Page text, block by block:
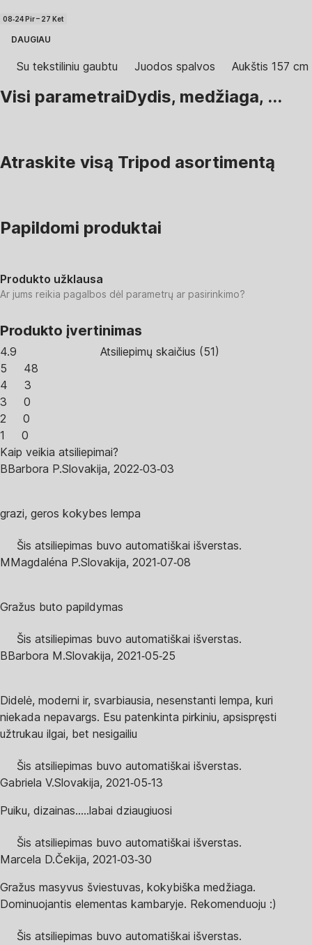
08‑24 Pir – 27 Ket
DAUGIAU
Su tekstiliniu gaubtu Juodos spalvos Aukštis 157 cm
Visi parametraiDydis, medžiaga, ...
Atraskite visą Tripod asortimentą
Papildomi produktai
Produkto užklausa
Ar jums reikia pagalbos dėl parametrų ar pasirinkimo?
Produkto įvertinimas
4.9 Atsiliepimų skaičius (51)
5
48
4
3
3
0
2
0
1
0
Kaip veikia atsiliepimai?
BBarbora P.Slovakija, 2022‑03‑03
grazi, geros kokybes lempa
Šis atsiliepimas buvo automatiškai išverstas.
MMagdaléna P.Slovakija, 2021‑07‑08
Gražus buto papildymas
Šis atsiliepimas buvo automatiškai išverstas.
BBarbora M.Slovakija, 2021‑05‑25
Didelė, moderni ir, svarbiausia, nesenstanti lempa, kuri
niekada nepavargs. Esu patenkinta pirkiniu, apsispręsti
užtrukau ilgai, bet nesigailiu
Šis atsiliepimas buvo automatiškai išverstas.
Gabriela V.Slovakija, 2021‑05‑13
Puiku, dizainas.....labai dziaugiuosi
Šis atsiliepimas buvo automatiškai išverstas.
Marcela D.Čekija, 2021‑03‑30
Gražus masyvus šviestuvas, kokybiška medžiaga.
Dominuojantis elementas kambaryje. Rekomenduoju :)
Šis atsiliepimas buvo automatiškai išverstas.